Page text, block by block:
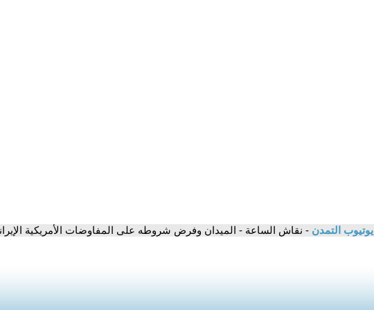
يوتيوب التمدن - نقاش الساعة - الميدان وفرض شروطه على المفاوضات الأمريكية